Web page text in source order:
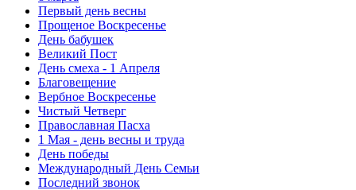
Первый день весны
Прощеное Воскресенье
День бабушек
Великий Пост
День смеха - 1 Апреля
Благовещение
Вербное Воскресенье
Чистый Четверг
Православная Пасха
1 Мая - день весны и труда
День победы
Международный День Семьи
Последний звонок